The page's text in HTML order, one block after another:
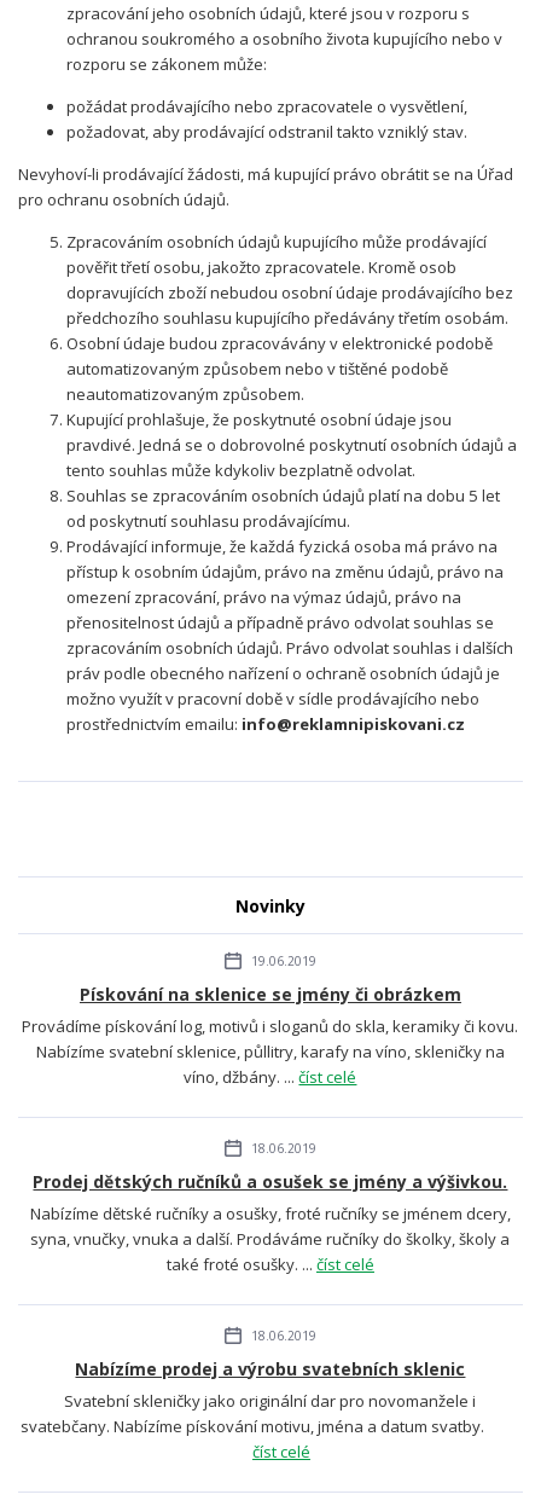
Novinky
19.06.2019
Pískování na sklenice se jmény či obrázkem
Provádíme pískování log, motivů i sloganů do skla, keramiky či kovu.
Nabízíme svatební sklenice, půllitry, karafy na víno, skleničky na
víno, džbány. ...číst celé
18.06.2019
Prodej dětských ručníků a osušek se jmény a výšivkou.
Nabízíme dětské ručníky a osušky, froté ručníky se jménem dcery,
syna, vnučky, vnuka a další. Prodáváme ručníky do školky, školy a
také froté osušky. ... číst celé
18.06.2019
Nabízíme prodej a výrobu svatebních sklenic
Svatební skleničky jako originální dar pro novomanžele i
svatebčany. Nabízíme pískování motivu, jména a datum svatby.
číst celé
zpracování jeho osobních údajů, které jsou v rozporu s
ochranou soukromého a osobního života kupujícího nebo v
rozporu se zákonem může:
požádat prodávajícího nebo zpracovatele o vysvětlení,
požadovat, aby prodávající odstranil takto vzniklý stav.
Nevyhoví-li prodávající žádosti, má kupující právo obrátit se na Úřad
pro ochranu osobních údajů.
Zpracováním osobních údajů kupujícího může prodávající
pověřit třetí osobu, jakožto zpracovatele. Kromě osob
dopravujících zboží nebudou osobní údaje prodávajícího bez
předchozího souhlasu kupujícího předávány třetím osobám.
Osobní údaje budou zpracovávány v elektronické podobě
automatizovaným způsobem nebo v tištěné podobě
neautomatizovaným způsobem.
Kupující prohlašuje, že poskytnuté osobní údaje jsou
pravdivé. Jedná se o dobrovolné poskytnutí osobních údajů a
tento souhlas může kdykoliv bezplatně odvolat.
Souhlas se zpracováním osobních údajů platí na dobu 5 let
od poskytnutí souhlasu prodávajícímu.
Prodávající informuje, že každá fyzická osoba má právo na
přístup k osobním údajům, právo na změnu údajů, právo na
omezení zpracování, právo na výmaz údajů, právo na
přenositelnost údajů a případně právo odvolat souhlas se
zpracováním osobních údajů. Právo odvolat souhlas i dalších
práv podle obecného nařízení o ochraně osobních údajů je
možno využít v pracovní době v sídle prodávajícího nebo
prostřednictvím emailu: info@reklamnipiskovani.cz